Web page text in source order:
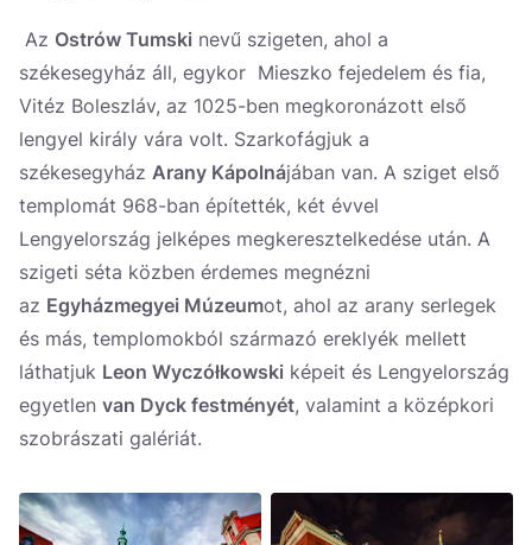
Az Ostrów Tumski nevű szigeten, ahol a
székesegyház áll, egykor Mieszko fejedelem és fia,
Vitéz Boleszláv, az 1025-ben megkoronázott első
lengyel király vára volt. Szarkofágjuk a
székesegyház Arany Kápolnájában van. A sziget első
templomát 968-ban építették, két évvel
Lengyelország jelképes megkeresztelkedése után. A
szigeti séta közben érdemes megnézni
az Egyházmegyei Múzeumot, ahol az arany serlegek
és más, templomokból származó ereklyék mellett
láthatjuk Leon Wyczółkowski képeit és Lengyelország
egyetlen van Dyck festményét, valamint a középkori
szobrászati galériát.